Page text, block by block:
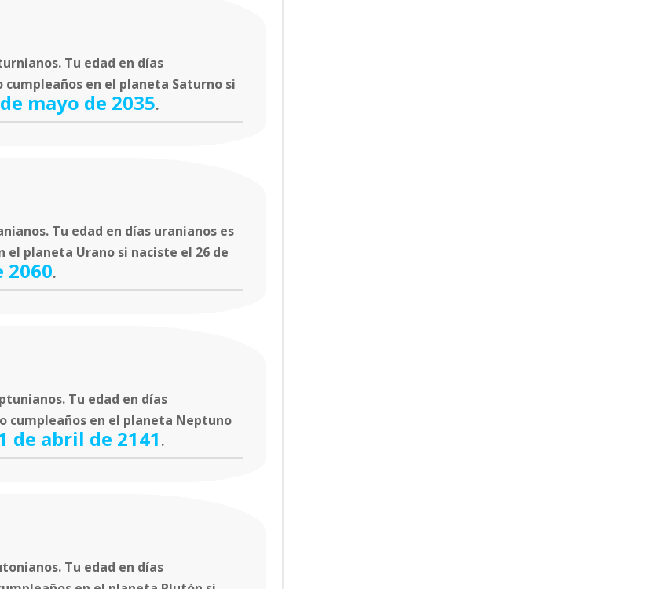
Tu edad en días
cumpleaños en el planeta Saturno si
mayo de 2035.
Tu edad en días uranianos es
el planeta Urano si naciste el 26 de
2060.
Tu edad en días
cumpleaños en el planeta Neptuno
de abril de 2141 .
Tu edad en días